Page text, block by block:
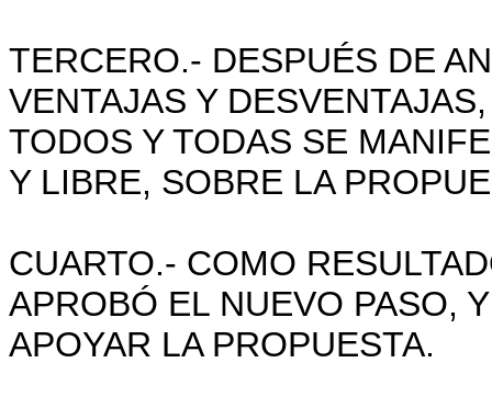
TERCERO.- DESPUÉS DE
VENTAJAS Y
TODOS Y TODAS SE
Y LIBRE, SOBRE LA
CUARTO.- COMO
APROBÓ EL NUEVO PASO,
APOYAR LA PROPUESTA.